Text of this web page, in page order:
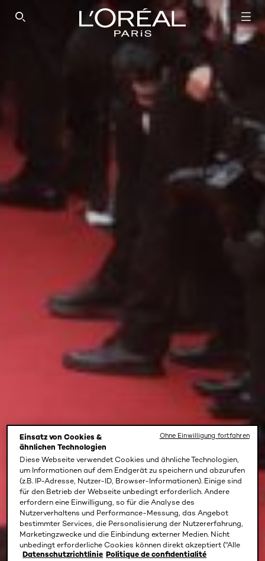
SEARCH THIS SITE
Einsatz von Cookies &
ähnlichen Technologien
Diese Webseite verwendet Cookies und ähnliche Technologien,
um Informationen auf dem Endgerät zu speichern und abzurufen
(z.B. IP-Adresse, Nutzer-ID, Browser-Informationen). Einige sind
für den Betrieb der Webseite unbedingt erforderlich. Andere
erfordern eine Einwilligung, so für die Analyse des
Nutzerverhaltens und Performance-Messung, das Angebot
bestimmter Services, die Personalisierung der Nutzererfahrung,
Marketingzwecke und die Einbindung externer Medien. Nicht
unbedingt erforderliche Cookies können direkt akzeptiert ("Alle
akzeptieren") oder abgelehnt ("Ohne Einwilligung fortfahren")
Datenschutzrichtlinie Politique de confidentialité
Ohne Einwilligung fortfahren